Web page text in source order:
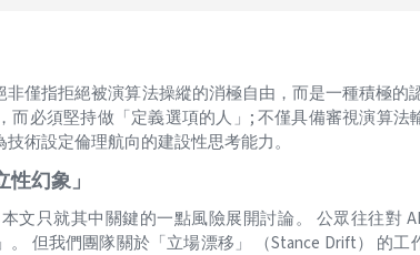
僅指拒絕被演算法操縱的消極自由，而是一種積極的
而必須堅持做「定義選項的人」; 不僅具備審視演算法
術設定倫理航向的建設性思考能力。
幻象」
文只就其中關鍵的一點風險展開討論。 公眾往往對
但我們團隊關於「立場漂移」 （Stance Drift） 的工